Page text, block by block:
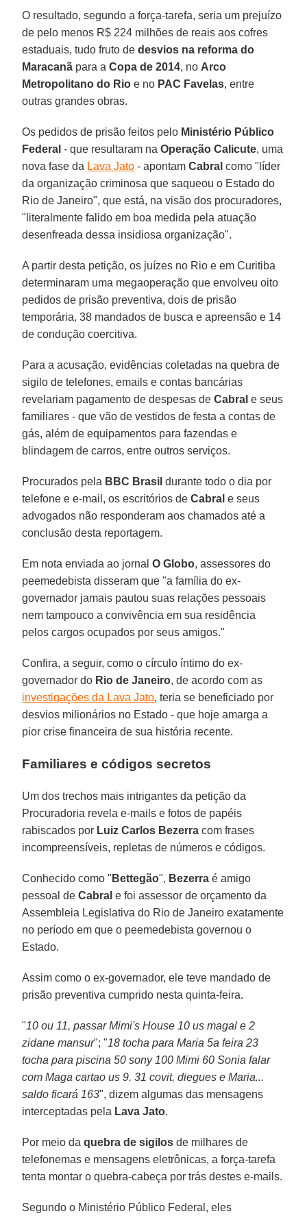
O resultado, segundo a força-tarefa, seria um prejuízo
de pelo menos R$ 224 milhões de reais aos cofres
estaduais, tudo fruto dedesvios na reforma do
Maracanã para aCopa de 2014, no Arco
Metropolitano do Rio e no PAC Favelas, entre
outras grandes obras.
Os pedidos de prisão feitos pelo Ministério Público
Federal - que resultaram naOperação Calicute, uma
nova fase da Lava Jato - apontam Cabral como "líder
da organização criminosa que saqueou o Estado do
Rio de Janeiro", que está, na visão dos procuradores,
"literalmente falido em boa medida pela atuação
desenfreada dessa insidiosa organização".
A partir desta petição, os juízes no Rio e em Curitiba
determinaram uma megaoperação que envolveu oito
pedidos de prisão preventiva, dois de prisão
temporária, 38 mandados de busca e apreensão e 14
de condução coercitiva.
Para a acusação, evidências coletadas na quebra de
sigilo de telefones, emails e contas bancárias
revelariam pagamento de despesas deCabral e seus
familiares - que vão de vestidos de festa a contas de
gás, além de equipamentos para fazendas e
blindagem de carros, entre outros serviços.
Procurados pela BBC Brasil durante todo o dia por
telefone e e-mail, os escritórios deCabral e seus
advogados não responderam aos chamados até a
conclusão desta reportagem.
Em nota enviada ao jornalO Globo, assessores do
peemedebista disseram que "a família do ex-
governador jamais pautou suas relações pessoais
nem tampouco a convivência em sua residência
pelos cargos ocupados por seus amigos."
Confira, a seguir, como o círculo íntimo do ex-
governador do Rio de Janeiro, de acordo com as
investigações da Lava Jato, teria se beneficiado por
desvios milionários no Estado - que hoje amarga a
pior crise financeira de sua história recente.
Familiares e códigos secretos
Um dos trechos mais intrigantes da petição da
Procuradoria revela e-mails e fotos de papéis
rabiscados por Luiz Carlos Bezerra com frases
incompreensíveis, repletas de números e códigos.
Conhecido como " Bettegão", Bezerra é amigo
pessoal de Cabral e foi assessor de orçamento da
Assembleia Legislativa do Rio de Janeiro exatamente
no período em que o peemedebista governou o
Estado.
Assim como o ex-governador, ele teve mandado de
prisão preventiva cumprido nesta quinta-feira.
"10 ou 11, passar Mimi's House 10 us magal e 2
zidane mansur"; "18 tocha para Maria 5a feira 23
tocha para piscina 50 sony 100 Mimi 60 Sonia falar
com Maga cartao us 9. 31 covit, diegues e Maria...
saldo ficará 163", dizem algumas das mensagens
interceptadas pela Lava Jato.
Por meio daquebra de sigilos de milhares de
telefonemas e mensagens eletrônicas, a força-tarefa
tenta montar o quebra-cabeça por trás destes e-mails.
Segundo o Ministério Público Federal, eles